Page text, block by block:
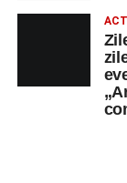
cartierul
Tineretului.
proiecții de
ediție a
care se va
Publicul adult